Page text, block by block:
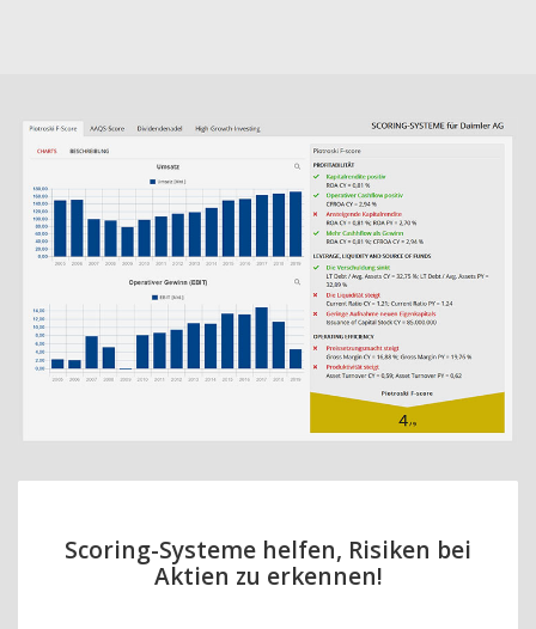
Scoring-Systeme helfen, Risiken bei
Aktien zu erkennen!